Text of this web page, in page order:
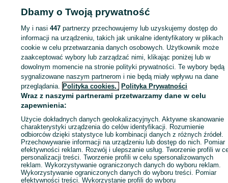
Zaloguj się lub załóż konto na OLX, aby skontaktować się z
sprzedającym
Zaloguj się / Załóż konto
Wyślij wiadomość Kup
Dbamy o Twoją prywatność
My i nasi447 partnerzy przechowujemy lub uzyskujemy dostęp do
informacji na urządzeniu, takich jak unikalne identyfikatory w plikach
cookie w celu przetwarzania danych osobowych. Użytkownik może
zaakceptować wybory lub zarządzać nimi, klikając poniżej lub w
dowolnym momencie na stronie polityki prywatności. Te wybory będą
sygnalizowane naszym partnerom i nie będą miały wpływu na dane
przeglądania. Polityka cookies, Polityka Prywatności
Wraz z naszymi partnerami przetwarzamy dane w celu
zapewnienia:
Użycie dokładnych danych geolokalizacyjnych. Aktywne skanowanie
charakterystyki urządzenia do celów identyfikacji. Rozumienie
odbiorców dzięki statystyce lub kombinacji danych z różnych źródeł.
Przechowywanie informacji na urządzeniu lub dostęp do nich. Pomiar
efektywności reklam. Rozwój i ulepszanie usług. Tworzenie profili w
personalizacji treści. Tworzenie profili w celu spersonalizowanych
reklam. Wykorzystywanie ograniczonych danych do wyboru reklam.
Wykorzystywanie ograniczonych danych do wyboru treści. Pomiar
efektywności treści. Wykorzystanie profili do wyboru